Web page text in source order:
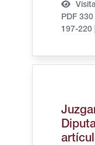
PDF 330
197-220